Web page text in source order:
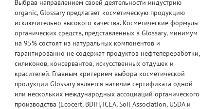
Выбрав направлением своей деятельности индустрию
organic, Glossary предлагает косметическую продукцию
исключительно высокого качества. Косметические формулы
органических средств, представленных в Glossary, минимум
на 95% состоят из натуральных компонентов и
гарантированно не содержат продуктов нефтепереработки,
силиконов, консервантов, искусственных отдушек и
красителей. Главным критерием выбора косметической
продукции Glossary является наличие сертификата одной
или нескольких международных ассоциаций органического
производства (Ecocert, BDIH, ICEA, Soil Association, USDA и